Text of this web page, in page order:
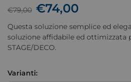
€79,00 €74,00
Questa soluzione semplice ed
soluzione affidabile ed ottimizzata
STAGE/DECO.
Varianti: